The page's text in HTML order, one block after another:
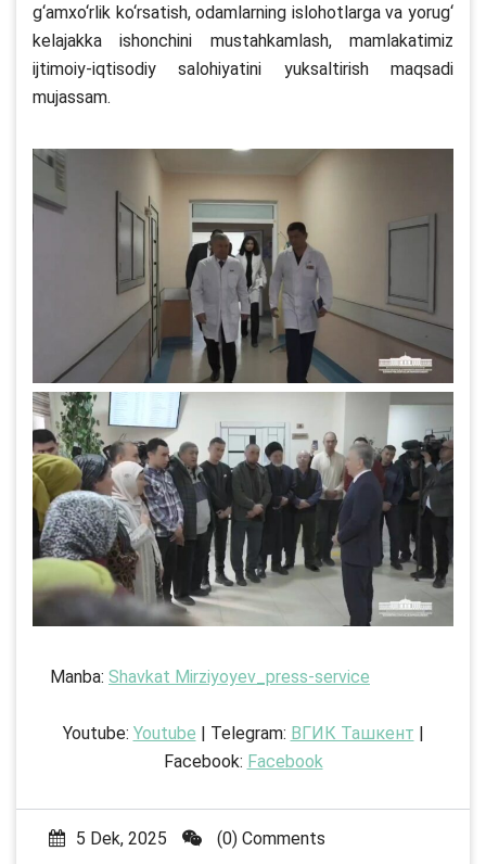
g‘amxo‘rlik ko‘rsatish, odamlarning islohotlarga va yorug‘
kelajakka ishonchini mustahkamlash, mamlakatimiz
ijtimoiy-iqtisodiy salohiyatini yuksaltirish maqsadi
mujassam.
Manba: Shavkat Mirziyoyev_press-service
Youtube: Youtube | Telegram: ВГИК Ташкент |
Facebook: Facebook
5 Dek, 2025 (0) Comments